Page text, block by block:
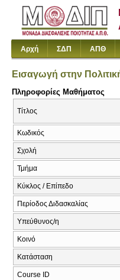
Αρχή ΣΔΠ ΑΠΘ
Εισαγωγή στην
Πληροφορίες Μαθήματος
Τίτλος
Κωδικός
Σχολή
Τμήμα
Κύκλος / Επίπεδο
Περίοδος Διδασκαλίας
Υπεύθυνος/η
Κοινό
Κατάσταση
Course ID